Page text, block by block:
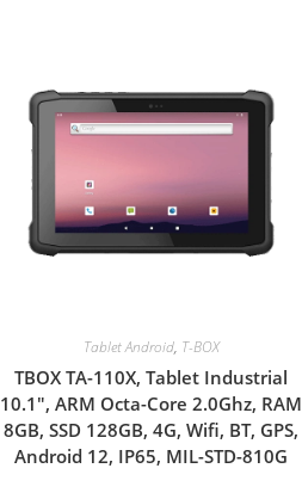
Tablet Android, T-BOX
TBOX TA-110X, Tablet Industrial
10.1″, ARM Octa-Core 2.0Ghz, RAM
8GB, SSD 128GB, 4G, Wifi, BT, GPS,
Android 12, IP65, MIL-STD-810G